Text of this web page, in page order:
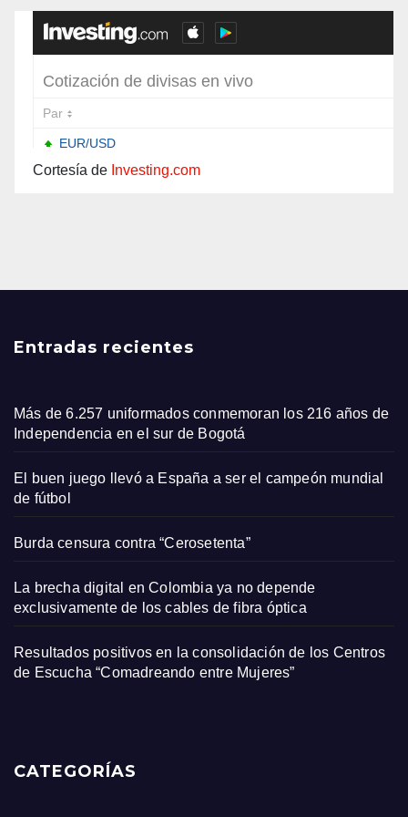
Cortesía de Investing.com
Entradas recientes
Más de 6.257 uniformados conmemoran los 216 años de
Independencia en el sur de Bogotá
El buen juego llevó a España a ser el campeón mundial
de fútbol
Burda censura contra “Cerosetenta”
La brecha digital en Colombia ya no depende
exclusivamente de los cables de fibra óptica
Resultados positivos en la consolidación de los Centros
de Escucha “Comadreando entre Mujeres”
CATEGORÍAS